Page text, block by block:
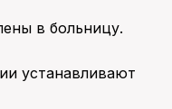
в больницу.
устанавливают